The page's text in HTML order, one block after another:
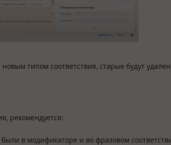
типом соответствия, старые будут
рекомендуется:
в модификаторе и во фразовом